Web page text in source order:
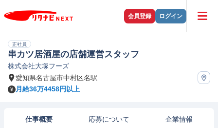
会員登録 ログイン
正社員
串カツ居酒屋の店舗運営スタッフ
株式会社大塚フーズ
愛知県名古屋市中村区名駅
月給36万4458円以上
仕事概要 応募について 企業情報